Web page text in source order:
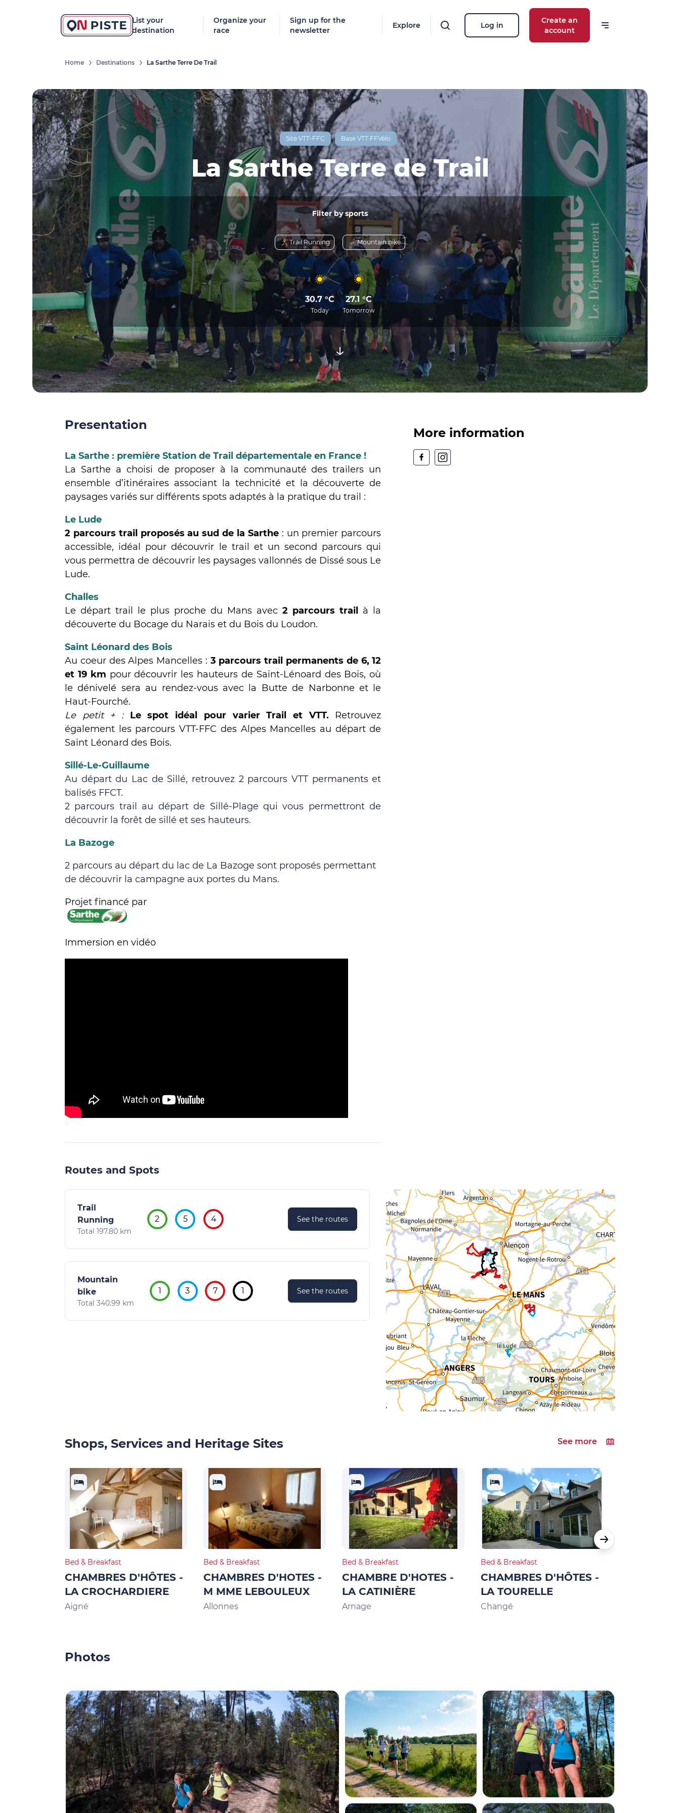
List your
destination
Organize your
race
Sign up for the
newsletter
Explore Log in
Create an
account
New destinations, routes, challenges, races,
don't miss a thing!
OK
By entering your email address, you agree to receive
our marketing offers in accordance with our
privacy
policy.
Home Destinations La Sarthe Terre De Trail
Site VTT-FFC Base VTT FFVélo
La Sarthe Terre de Trail
Filter by sports
Trail Running Mountain bike
30.7 °C
Today
27.1 °C
Tomorrow
Presentation
La Sarthe : première Station de Trail départementale en France !
La Sarthe a choisi de proposer à la communauté des trailers un
ensemble d’itinéraires associant la technicité et la découverte de
paysages variés sur différents spots adaptés à la pratique du trail :
Le Lude
2 parcours trail proposés au sud de la Sarthe: un premier parcours
accessible, idéal pour découvrir le trail et un second parcours qui
vous permettra de découvrir les paysages vallonnés de Dissé sous Le
Lude.
Challes
Le départ trail le plus proche du Mans avec2 parcours trail à la
découverte du Bocage du Narais et du Bois du Loudon.
Saint Léonard des Bois
Au coeur des Alpes Mancelles : 3 parcours trail permanents de 6, 12
et 19 km pour découvrir les hauteurs de Saint-Lénoard des Bois, où
le dénivelé sera au rendez-vous avec la Butte de Narbonne et le
Haut-Fourché.
Le petit + :
Le spot idéal pour varier Trail et VTT. Retrouvez
également les parcours VTT-FFC des Alpes Mancelles au départ de
Saint Léonard des Bois.
Sillé-Le-Guillaume
Au départ du Lac de Sillé, retrouvez 2 parcoursVTT permanents et
balisés FFCT.
2 parcours trail au départ de Sillé-Plage qui vous permettront de
découvrir la forêt de sillé et ses hauteurs.
La Bazoge
2 parcours au départ du lac de La Bazoge sont proposés permettant
de découvrir la campagne aux portes du Mans.
Projet financé par
Immersion en vidéo
More information
Routes and Spots
Trail
Running
Total 197.80 km
2 5 4 See the routes
Mountain
bike
Total 340.99 km
1 3 7 1 See the routes
Shops, Services and Heritage Sites See more
Bed & Breakfast
CHAMBRES D'HÔTES -
LA CROCHARDIERE
Aigné
Bed & Breakfast
CHAMBRES D'HOTES -
M MME LEBOULEUX
Allonnes
Bed & Breakfast
CHAMBRE D'HOTES -
LA CATINIÈRE
Arnage
Bed & Breakfast
CHAMBRES D'HÔTES -
LA TOURELLE
Changé
Photos